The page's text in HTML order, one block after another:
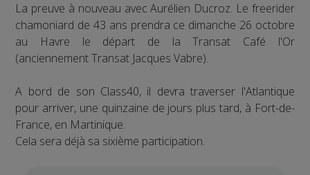
La preuve à nouveau avec Aurélien Ducroz. Le freerider
chamoniard de 43 ans prendra ce dimanche 26 octobre
au Havre le départ de la Transat Café l'Or
(anciennement Transat Jacques Vabre).
A bord de son Class40, il devra traverser l'Atlantique
pour arriver, une quinzaine de jours plus tard, à Fort-de-
France, en Martinique.
Cela sera déjà sa sixième participation.